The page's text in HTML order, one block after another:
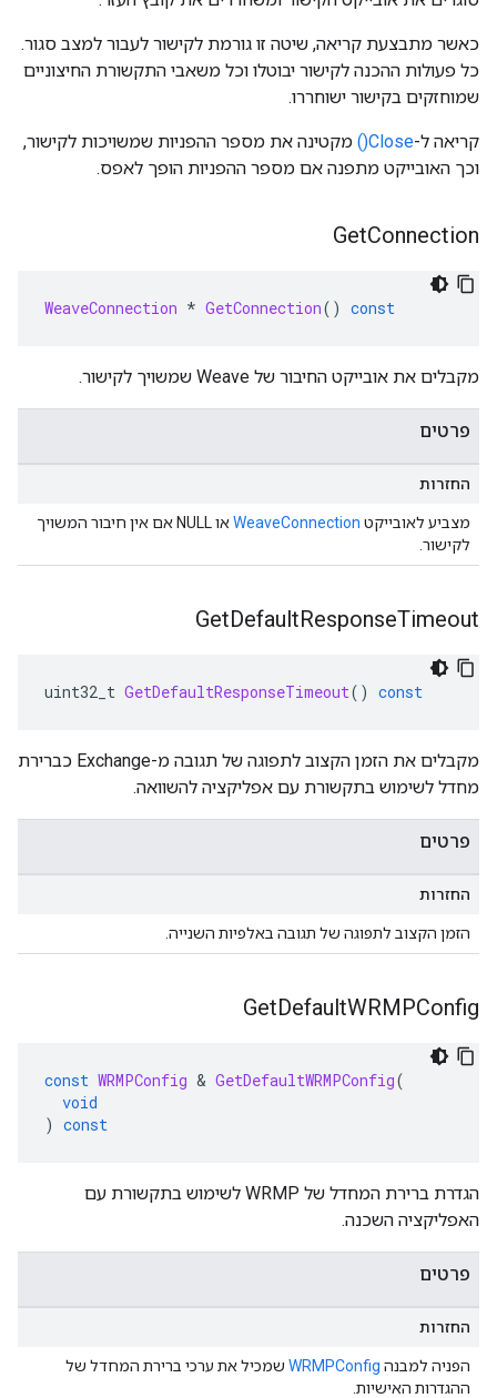
כאשר מתבצעת קריאה, שיטה זו גורמת לקישור לעבור למצב סגור.
כל פעולות ההכנה לקישור יבוטלו וכל משאבי התקשורת החיצוניים
שמוחזקים בקישור ישוחררו.
קריאה ל-Close()
מקטינה את מספר ההפניות שמשויכות לקישור,
וכך האובייקט מתפנה אם מספר ההפניות הופך לאפס.
GetConnection
WeaveConnection * GetConnection() const
מקבלים את אובייקט החיבור של Weave שמשויך לקישור.
פרטים
החזרות
מצביע לאובייקט WeaveConnection
או NULL אם אין חיבור המשויך
לקישור.
GetDefaultResponseTimeout
uint32_t GetDefaultResponseTimeout() const
מקבלים את הזמן הקצוב לתפוגה של תגובה מ-Exchange כברירת
מחדל לשימוש בתקשורת עם אפליקציה להשוואה.
פרטים
החזרות
הזמן הקצוב לתפוגה של תגובה באלפיות השנייה.
GetDefaultWRMPConfig
const WRMPConfig & GetDefaultWRMPConfig(
void
) const
הגדרת ברירת המחדל של WRMP לשימוש בתקשורת עם
האפליקציה השכנה.
פרטים
החזרות
הפניה למבנה WRMPConfig שמכיל את ערכי ברירת המחדל של
ההגדרות האישיות.